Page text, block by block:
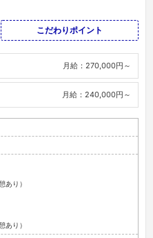
こだわりポイント
月給：270,000円～
月給：240,000円～
あり）
あり）